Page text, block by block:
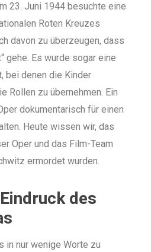
23. Juni 1944 besuchte eine
Roten Kreuzes
davon zu überzeugen, dass
gehe. Es wurde sogar eine
bei denen die Kinder
Rollen zu übernehmen. Ein
dokumentarisch für einen
Heute wissen wir, das
Oper und das Film-Team
ermordet wurden.
des
in nur wenige Worte zu